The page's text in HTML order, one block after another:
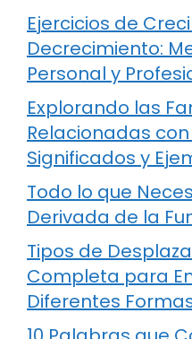
Ejercicios de
Decrecimiento:
Personal y
Explorando las
Relacionadas
Significados y
Todo lo que
Derivada de la
Tipos de
Completa para
Diferentes